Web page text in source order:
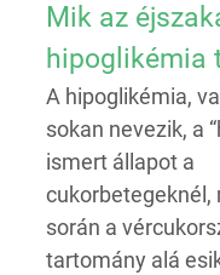
Mik az
hipoglikémia
A hipoglikémia,
sokan nevezik, a
ismert állapot a
cukorbetegeknél,
során a
tartomány alá